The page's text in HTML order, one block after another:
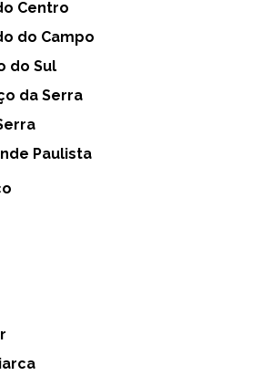
Centro
do Campo
do Sul
da Serra
Paulista